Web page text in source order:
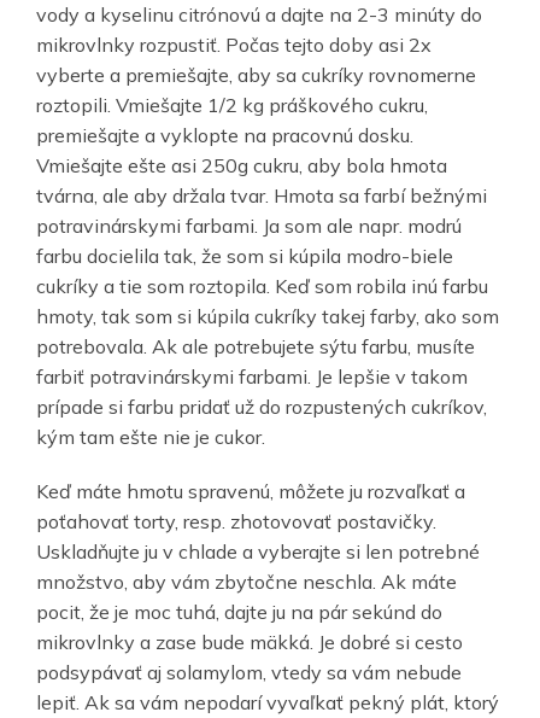
vody a kyselinu citrónovú a dajte na 2-3 minúty do
mikrovlnky rozpustiť. Počas tejto doby asi 2x
vyberte a premiešajte, aby sa cukríky rovnomerne
roztopili. Vmiešajte 1/2 kg práškového cukru,
premiešajte a vyklopte na pracovnú dosku.
Vmiešajte ešte asi 250g cukru, aby bola hmota
tvárna, ale aby držala tvar. Hmota sa farbí bežnými
potravinárskymi farbami. Ja som ale napr. modrú
farbu docielila tak, že som si kúpila modro-biele
cukríky a tie som roztopila. Keď som robila inú farbu
hmoty, tak som si kúpila cukríky takej farby, ako som
potrebovala. Ak ale potrebujete sýtu farbu, musíte
farbiť potravinárskymi farbami. Je lepšie v takom
prípade si farbu pridať už do rozpustených cukríkov,
kým tam ešte nie je cukor.
Keď máte hmotu spravenú, môžete ju rozvaľkať a
poťahovať torty, resp. zhotovovať postavičky.
Uskladňujte ju v chlade a vyberajte si len potrebné
množstvo, aby vám zbytočne neschla. Ak máte
pocit, že je moc tuhá, dajte ju na pár sekúnd do
mikrovlnky a zase bude mäkká. Je dobré si cesto
podsypávať aj solamylom, vtedy sa vám nebude
lepiť. Ak sa vám nepodarí vyvaľkať pekný plát, ktorý